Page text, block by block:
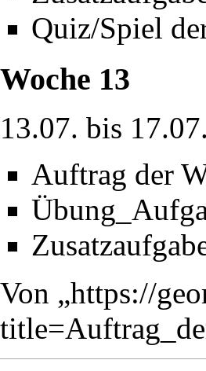
Quiz/Spiel
Woche 13
13.07. bis
Auftrag der
Von „https://